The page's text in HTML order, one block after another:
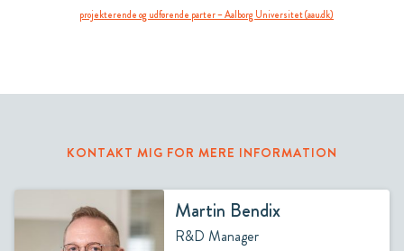
projekterende og udførende parter – Aalborg Universitet (aau.dk)
KONTAKT MIG FOR MERE INFORMATION
Martin Bendix
R&D Manager